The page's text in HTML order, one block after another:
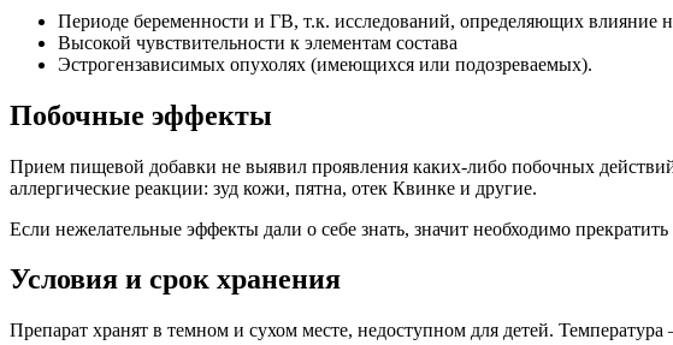
Периоде беременности и ГВ, т.к. исследований, определяющих влияние
Высокой чувствительности к элементам состава
Эстрогензависимых опухолях (имеющихся или подозреваемых).
Побочные эффекты
Прием пищевой добавки не выявил проявления каких-либо побочных
аллергические реакции: зуд кожи, пятна, отек Квинке и другие.
Если нежелательные эффекты дали о себе знать, значит необходимо
Условия и срок хранения
Препарат хранят в темном и сухом месте, недоступном для детей.